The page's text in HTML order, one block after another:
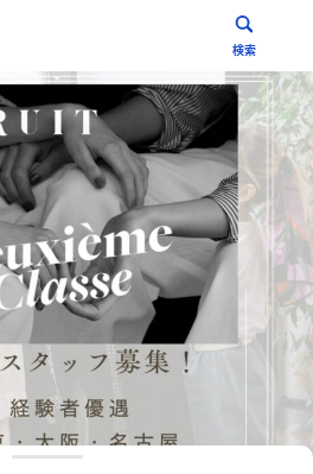
検索